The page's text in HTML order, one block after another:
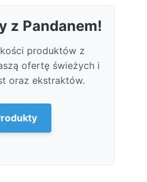
z Pandanem!
produktów z
ofertę świeżych i
oraz ekstraktów.